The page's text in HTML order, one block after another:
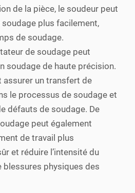
de la pièce, le soudeur peut
plus facilement,
de soudage.
de soudage peut
soudage de haute précision.
assurer un transfert de
le processus de soudage et
défauts de soudage. De
peut également
de travail plus
et réduire l’intensité du
blessures physiques des